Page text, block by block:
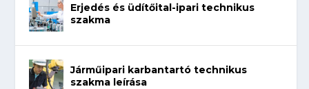
Erjedés és üdítőital-ipari technikus
szakma
Járműipari karbantartó technikus
szakma leírása